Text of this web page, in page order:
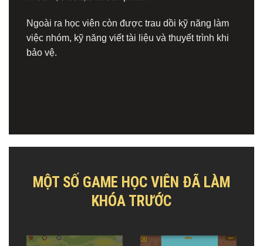
Ngoài ra học viên còn được trau dồi kỹ năng làm
việc nhóm, kỹ năng viết tài liệu và thuyết trình khi
bảo vệ.
MỘT SỐ GAME HỌC VIÊN ĐÃ LÀM
KHÓA TRƯỚC